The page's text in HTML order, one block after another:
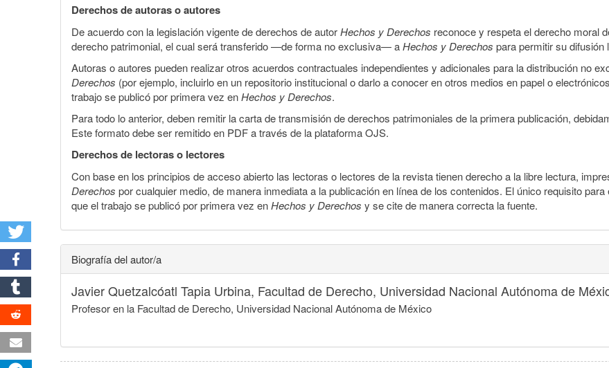
Derechos de autoras o autores
De acuerdo con la legislación vigente de derechos de autorHechos y Derechos reconoce y respeta el derecho moral
derecho patrimonial, el cual será transferido —de forma no exclusiva— aHechos y Derechos para permitir su difusión
Autoras o autores pueden realizar otros acuerdos contractuales independientes y adicionales para la distribución no
Derechos (por ejemplo, incluirlo en un repositorio institucional o darlo a conocer en otros medios en papel o
trabajo se publicó por primera vez enHechos y Derechos.
Para todo lo anterior, deben remitir la carta de transmisión de derechos patrimoniales de la primera publicación,
Este formato debe ser remitido en PDF a través de la plataforma OJS.
Derechos de lectoras o lectores
Con base en los principios de acceso abierto las lectoras o lectores de la revista tienen derecho a la libre lectura,
Derechos por cualquier medio, de manera inmediata a la publicación en línea de los contenidos. El único requisito
que el trabajo se publicó por primera vez enHechos y Derechos y se cite de manera correcta la fuente.
Biografía del autor/a
Javier Quetzalcóatl Tapia Urbina, Facultad de Derecho, Universidad Nacional Autónoma de
Profesor en la Facultad de Derecho, Universidad Nacional Autónoma de México